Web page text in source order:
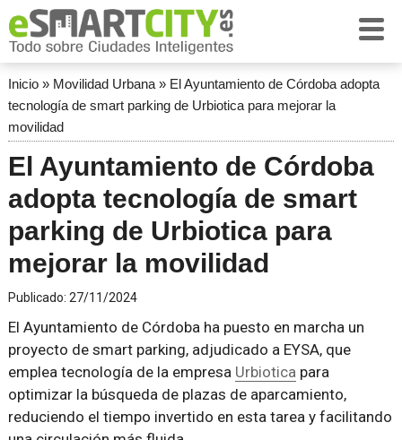
Inicio» Movilidad Urbana» El Ayuntamiento de Córdoba adopta
tecnología de smart parking de Urbiotica para mejorar la
movilidad
El Ayuntamiento de Córdoba
adopta tecnología de smart
parking de Urbiotica para
mejorar la movilidad
Publicado: 27/11/2024
El Ayuntamiento de Córdoba ha puesto en marcha un
proyecto de smart parking, adjudicado a EYSA, que
emplea tecnología de la empresa Urbioticapara
optimizar la búsqueda de plazas de aparcamiento,
reduciendo el tiempo invertido en esta tarea y facilitando